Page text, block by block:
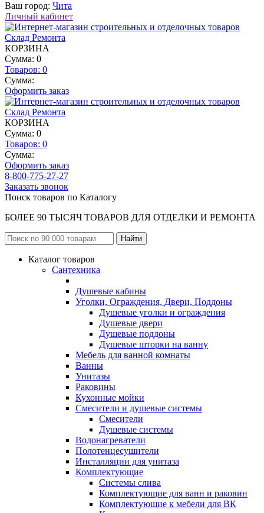
Ваш город: Чита
Личный кабинет
КОРЗИНА
Сумма: 0
Товаров: 0
Сумма:
Оформить заказ
КОРЗИНА
Сумма: 0
Товаров: 0
Сумма:
Оформить заказ
8-800-775-27-27
Заказать звонок
Поиск товаров по Каталогу
БОЛЕЕ 90 ТЫСЯЧ ТОВАРОВ ДЛЯ ОТДЕЛКИ И РЕМОНТА
Каталог товаров
Сантехника
Душевые кабины
Уголки, Ограждения, Двери, Поддоны
Душевые уголки и ограждения
Душевые двери
Душевые поддоны
Душевые шторки на ванну
Мебель для ванной комнаты
Ванны
Унитазы
Раковины
Кухонные мойки
Смесители и душевые системы
Смесители
Душевые системы
Водонагреватели
Полотенцесушители
Инсталляции для унитаза
Комплектующие
Системы слива
Комплектующие для ванн и раковин
Комплектующие к мебели для ВК